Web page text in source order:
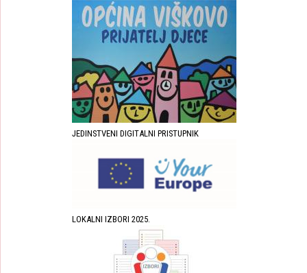
JEDINSTVENI DIGITALNI PRISTUPNIK
LOKALNI IZBORI 2025.